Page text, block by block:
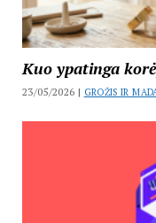
Kuo ypatinga
23/05/2026 | GROŽIS IR